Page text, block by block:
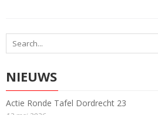
NIEUWS
Actie Ronde Tafel Dordrecht 23